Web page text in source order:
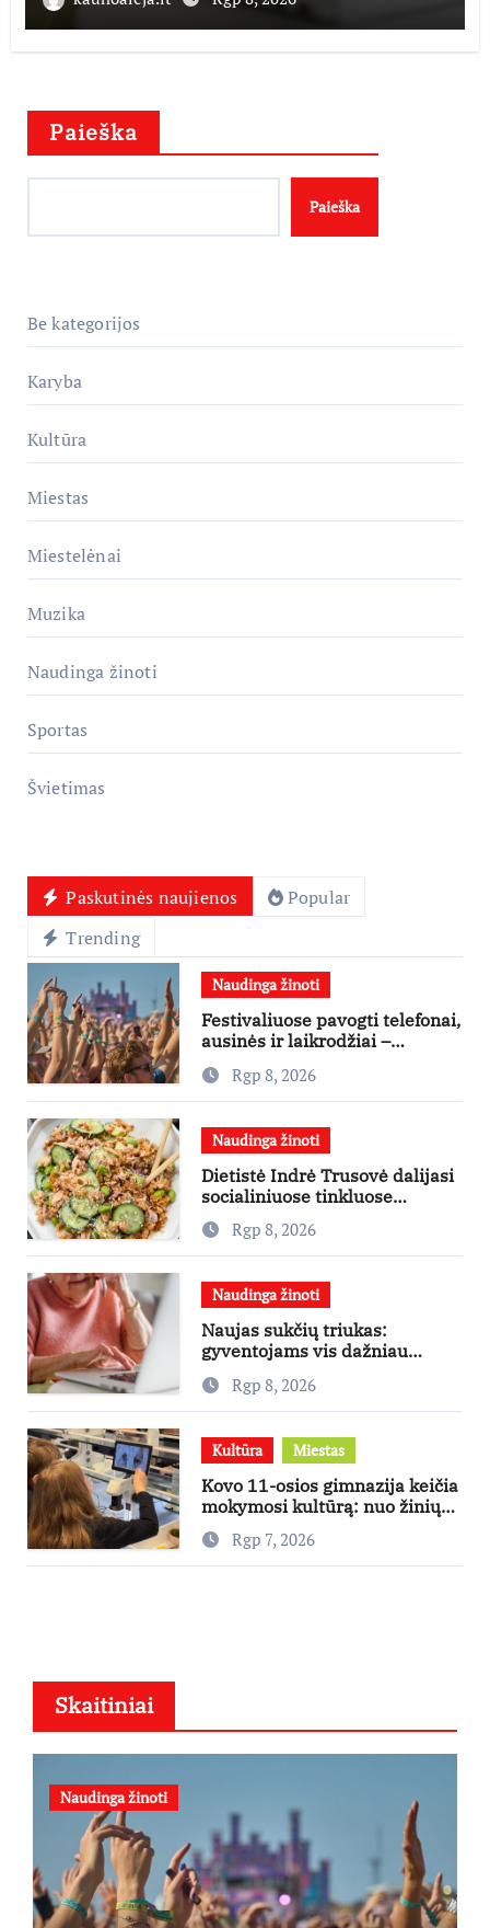
Paieška
Paieška
Be kategorijos
Karyba
Kultūra
Miestas
Miestelėnai
Muzika
Naudinga žinoti
Sportas
Švietimas
Paskutinės naujienos
Popular
Trending
Naudinga žinoti
Festivaliuose pavogti telefonai,
ausinės ir laikrodžiai –
ekspertai primena apie
didžiausias finansines rizikas
Rgp 8, 2026
Naudinga žinoti
Dietistė Indrė Trusovė dalijasi
socialiniuose tinkluose
išpopuliarėjusiu lašišos salotų
receptuRgp 8, 2026
Naudinga žinoti
Naujas sukčių triukas:
gyventojams vis dažniau
skambina per „Viber“
Rgp 8, 2026
Kultūra Miestas
Kovo 11-osios gimnazija keičia
mokymosi kultūrą: nuo žinių
kaupimo – prie jų supratimo ir
taikymo
Rgp 7, 2026
Skaitiniai
Naudinga žinoti